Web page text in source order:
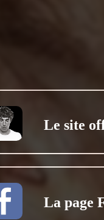
Le site
La page